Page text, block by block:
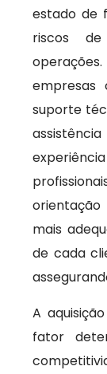
estado de
riscos
empresas
suporte
mais
de cada
A
fator